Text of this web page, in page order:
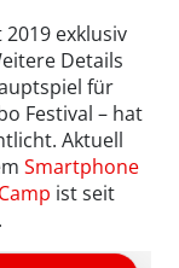
exklusiv
Details
für
Festival – hat
Aktuell
Smartphone
ist seit